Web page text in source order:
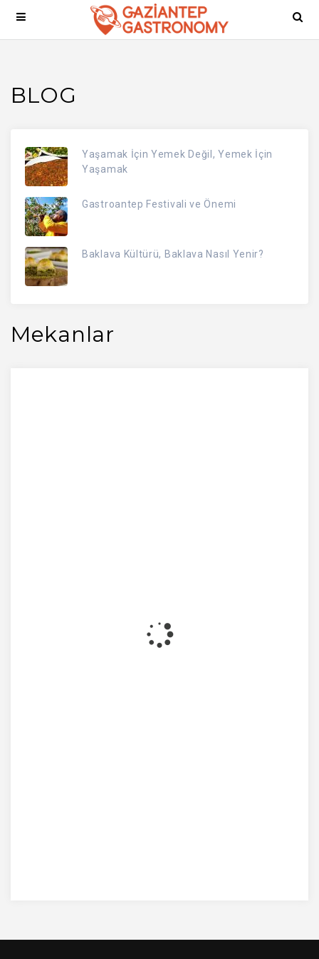
BLOG
Yaşamak İçin Yemek Değil, Yemek İçin
Yaşamak
Gastroantep Festivali ve Önemi
Baklava Kültürü, Baklava Nasıl Yenir?
Mekanlar